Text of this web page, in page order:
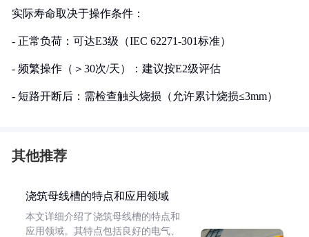
实际寿命取决于操作条件：
- 正常负荷：可达E3级（IEC 62271-301标准）
- 频繁操作（＞30次/天）：建议按E2级评估
- 短路开断后：需检查触头烧损（允许累计烧损≤3mm）
其他推荐
浇筑母线槽的特点和应用领域
本文详细介绍了浇筑母线槽的特点和
应用领域。其特点包括良好的电气、